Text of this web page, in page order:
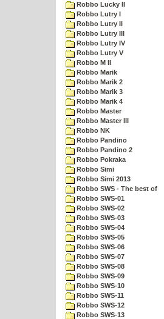
Robbo Lucky II
Robbo Lutry I
Robbo Lutry II
Robbo Lutry III
Robbo Lutry IV
Robbo Lutry V
Robbo M II
Robbo Marik
Robbo Marik 2
Robbo Marik 3
Robbo Marik 4
Robbo Master
Robbo Master III
Robbo NK
Robbo Pandino
Robbo Pandino 2
Robbo Pokraka
Robbo Simi
Robbo Simi 2013
Robbo SWS - The best of
Robbo SWS-01
Robbo SWS-02
Robbo SWS-03
Robbo SWS-04
Robbo SWS-05
Robbo SWS-06
Robbo SWS-07
Robbo SWS-08
Robbo SWS-09
Robbo SWS-10
Robbo SWS-11
Robbo SWS-12
Robbo SWS-13